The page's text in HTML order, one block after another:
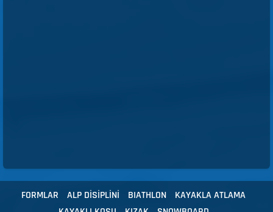
FORMLAR ALP DİSİPLİNİ BIATHLON
KAYAKLA ATLAMA